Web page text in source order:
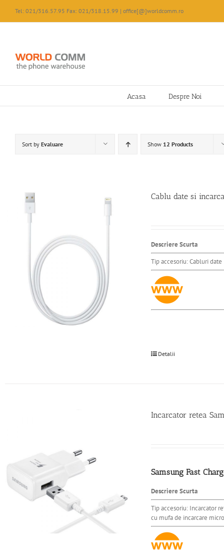
content
Tel: 021/316.57.95 Fax: 021/318.15.99 | office[@]worldcomm.ro
Acasa Despre Noi
Sort by Evaluare Show 12 Products
Cablu date si
Descriere Scurta
Tip accesoriu: Cabluri
Detalii
Incarcator retea
Samsung Fast
Descriere Scurta
Tip accesoriu: Incarcator
cu mufa de incarcare